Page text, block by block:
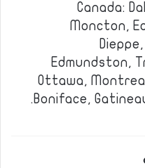
Canada:
Moncton,
Edmundston,
Ottawa,
Boniface,